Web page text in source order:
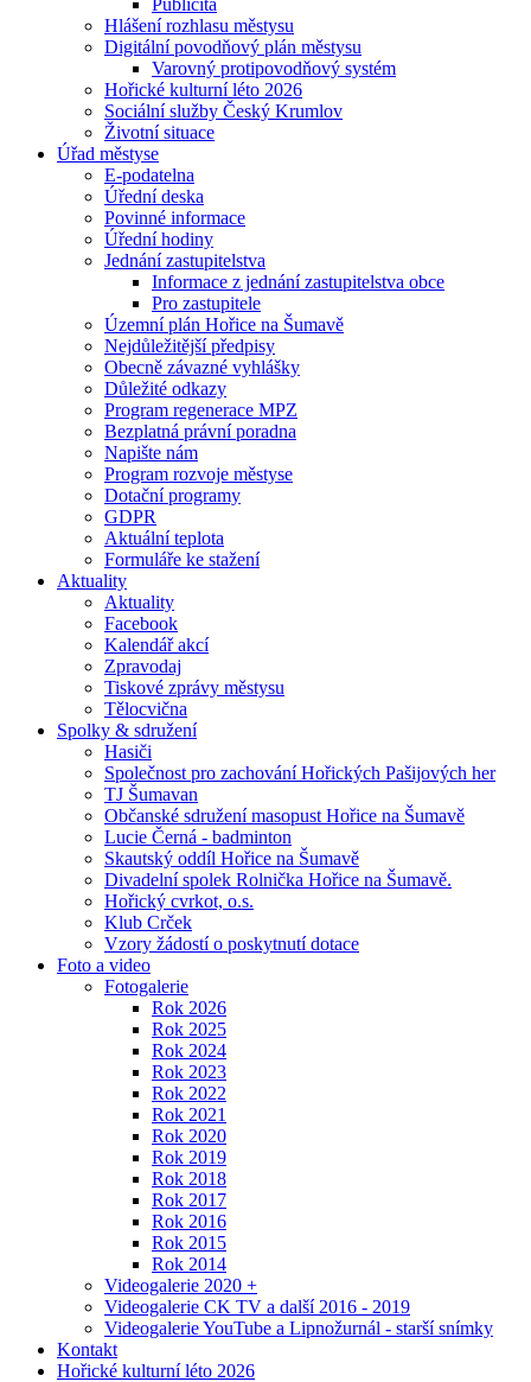
Publicita
Hlášení rozhlasu městysu
Digitální povodňový plán městysu
Varovný protipovodňový systém
Hořické kulturní léto 2026
Sociální služby Český Krumlov
Životní situace
Úřad městyse
E-podatelna
Úřední deska
Povinné informace
Úřední hodiny
Jednání zastupitelstva
Informace z jednání zastupitelstva obce
Pro zastupitele
Územní plán Hořice na Šumavě
Nejdůležitější předpisy
Obecně závazné vyhlášky
Důležité odkazy
Program regenerace MPZ
Bezplatná právní poradna
Napište nám
Program rozvoje městyse
Dotační programy
GDPR
Aktuální teplota
Formuláře ke stažení
Aktuality
Aktuality
Facebook
Kalendář akcí
Zpravodaj
Tiskové zprávy městysu
Tělocvična
Spolky & sdružení
Hasiči
Společnost pro zachování Hořických Pašijových her
TJ Šumavan
Občanské sdružení masopust Hořice na Šumavě
Lucie Černá - badminton
Skautský oddíl Hořice na Šumavě
Divadelní spolek Rolnička Hořice na Šumavě.
Hořický cvrkot, o.s.
Klub Crček
Vzory žádostí o poskytnutí dotace
Foto a video
Fotogalerie
Rok 2026
Rok 2025
Rok 2024
Rok 2023
Rok 2022
Rok 2021
Rok 2020
Rok 2019
Rok 2018
Rok 2017
Rok 2016
Rok 2015
Rok 2014
Videogalerie 2020 +
Videogalerie CK TV a další 2016 - 2019
Videogalerie YouTube a Lipnožurnál - starší snímky
Kontakt
Hořické kulturní léto 2026